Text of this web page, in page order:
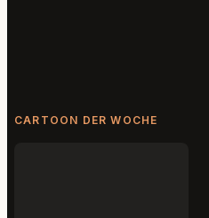
CARTOON DER WOCHE